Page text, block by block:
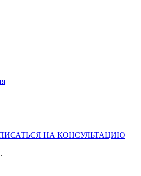
НА КОНСУЛЬТАЦИЮ